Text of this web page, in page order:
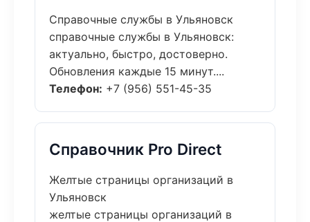
Справочные службы в Ульяновск
справочные службы в Ульяновск:
актуально, быстро, достоверно.
Обновления каждые 15 минут....
Телефон: +7 (956) 551-45-35
Справочник Pro Direct
Желтые страницы организаций в
Ульяновск
желтые страницы организаций в